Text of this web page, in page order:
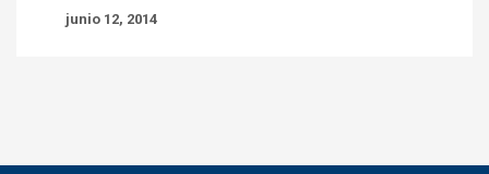
junio 12, 2014